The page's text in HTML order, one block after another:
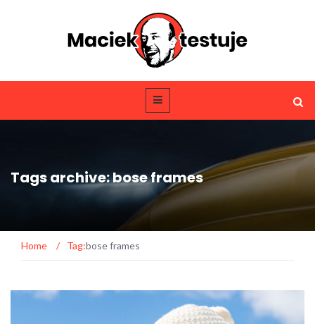
Tags archive: bose frames
Home / Tag:bose frames